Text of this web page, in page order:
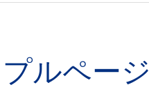
ルページ